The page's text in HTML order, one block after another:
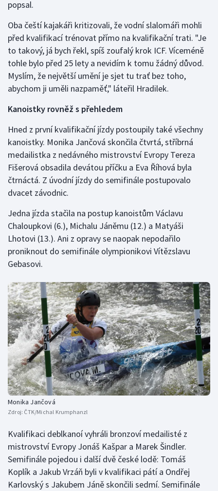
popsal.
Oba čeští kajakáři kritizovali, že vodní slalomáři mohli
před kvalifikací trénovat přímo na kvalifikační trati. "Je
to takový, já bych řekl, spíš zoufalý krok ICF. Víceméně
tohle bylo před 25 lety a nevidím k tomu žádný důvod.
Myslím, že největší umění je sjet tu trať bez toho,
abychom ji uměli nazpaměť," láteřil Hradilek.
Kanoistky rovněž s přehledem
Hned z první kvalifikační jízdy postoupily také všechny
kanoistky. Monika Jančová skončila čtvrtá, stříbrná
medailistka z nedávného mistrovství Evropy Tereza
Fišerová obsadila devátou příčku a Eva Říhová byla
čtrnáctá. Z úvodní jízdy do semifinále postupovalo
dvacet závodnic.
Jedna jízda stačila na postup kanoistům Václavu
Chaloupkovi (6.), Michalu Jáněmu (12.) a Matyáši
Lhotovi (13.). Ani z opravy se naopak nepodařilo
proniknout do semifinále olympionikovi Vítězslavu
Gebasovi.
Monika Jančová
Zdroj: ČTK/Michal Krumphanzl
Kvalifikaci deblkanoí vyhráli bronzoví medailisté z
mistrovství Evropy Jonáš Kašpar a Marek Šindler.
Semifinále pojedou i další dvě české lodě: Tomáš
Koplík a Jakub Vrzáň byli v kvalifikaci pátí a Ondřej
Karlovský s Jakubem Jáně skončili sedmí. Semifinále